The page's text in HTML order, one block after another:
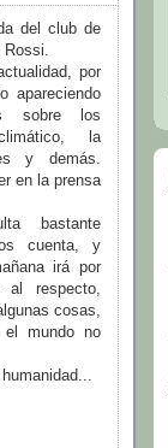
del club de
por
apareciendo
sobre los
la
y demás.
en la prensa
bastante
cuenta, y
irá por
respecto,
cosas,
el mundo no